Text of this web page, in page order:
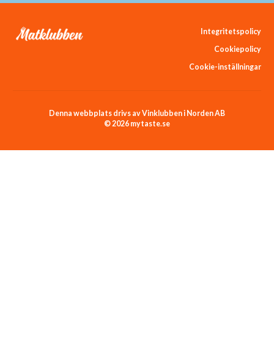
Integritetspolicy
Cookiepolicy
Cookie-inställningar
Denna webbplats drivs av Vinklubben i Norden AB
© 2026 mytaste.se